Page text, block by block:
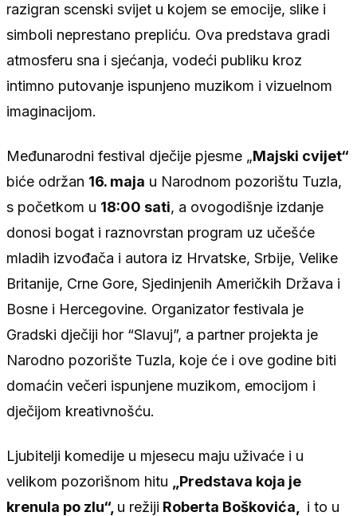
razigran scenski svijet u kojem se emocije, slike i
simboli neprestano prepliću. Ova predstava gradi
atmosferu sna i sjećanja, vodeći publiku kroz
intimno putovanje ispunjeno muzikom i vizuelnom
imaginacijom.
Međunarodni festival dječije pjesme „Majski cvijet“
biće održan 16. maja u Narodnom pozorištu Tuzla,
s početkom u 18:00 sati, a ovogodišnje izdanje
donosi bogat i raznovrstan program uz učešće
mladih izvođača i autora iz Hrvatske, Srbije, Velike
Britanije, Crne Gore, Sjedinjenih Američkih Država i
Bosne i Hercegovine. Organizator festivala je
Gradski dječiji hor “Slavuj”, a partner projekta je
Narodno pozorište Tuzla, koje će i ove godine biti
domaćin večeri ispunjene muzikom, emocijom i
dječijom kreativnošću.
Ljubitelji komedije u mjesecu maju uživaće i u
velikom pozorišnom hitu
„Predstava koja je
krenula po zlu“, u režiji Roberta Boškovića,
i to u